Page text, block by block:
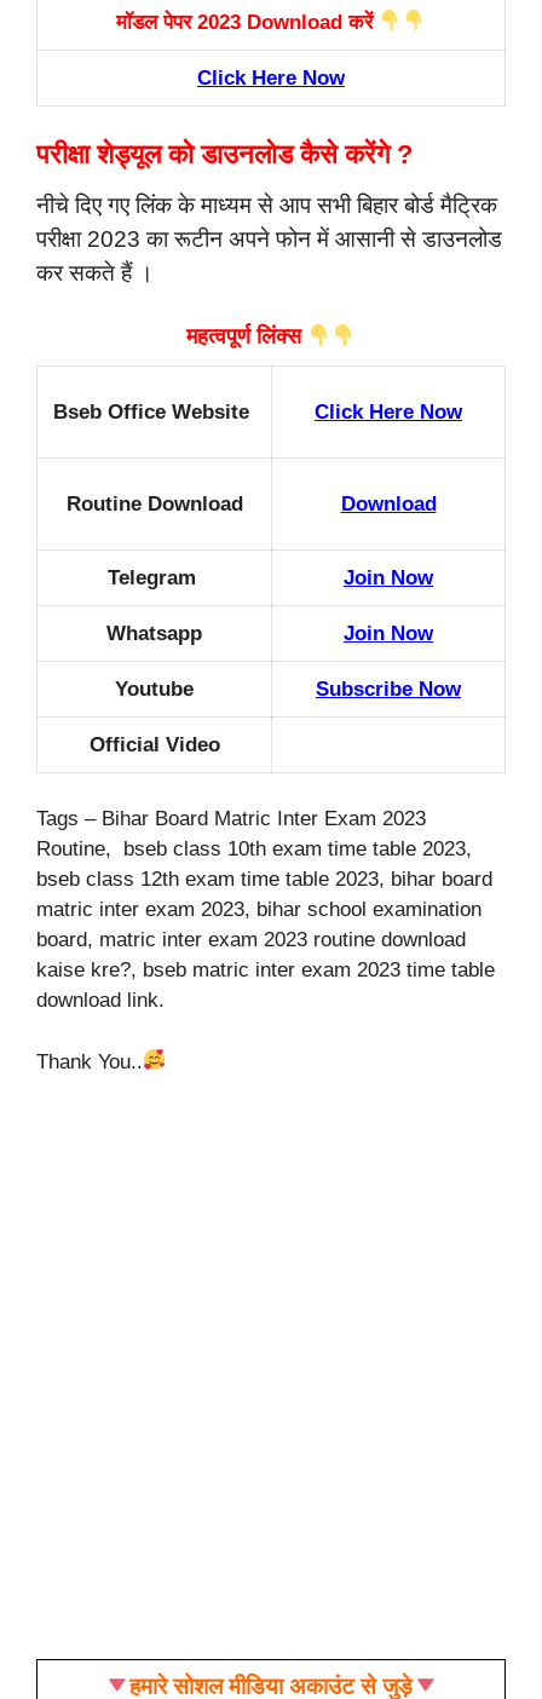
मॉडल पेपर 2023 Download करें
Click Here Now
परीक्षा शेड्यूल को डाउनलोड कैसे करेंगे ?
नीचे दिए गए लिंक के माध्यम से आप सभी बिहार बोर्ड मैट्रिक
परीक्षा 2023 का रूटीन अपने फोन में आसानी से डाउनलोड
कर सकते हैं ।
महत्वपूर्ण लिंक्स
Bseb Office Website Click Here Now
Routine Download Download
Telegram Join Now
Whatsapp Join Now
Youtube Subscribe Now
Official Video
Tags – Bihar Board Matric Inter Exam 2023
Routine, bseb class 10th exam time table 2023,
bseb class 12th exam time table 2023, bihar board
matric inter exam 2023, bihar school examination
board, matric inter exam 2023 routine download
kaise kre?, bseb matric inter exam 2023 time table
download link.
Thank You..
हमारे सोशल मीडिया अकाउंट से जुड़े